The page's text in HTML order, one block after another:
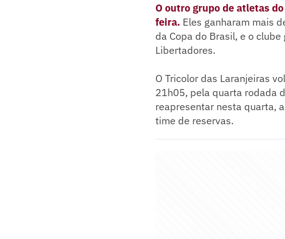
O outro grupo de atletas
feira. Eles ganharam mais
da Copa do Brasil, e o
Libertadores.
O Tricolor das Laranjeiras
21h05, pela quarta rodada
reapresentar nesta quarta,
time de reservas.